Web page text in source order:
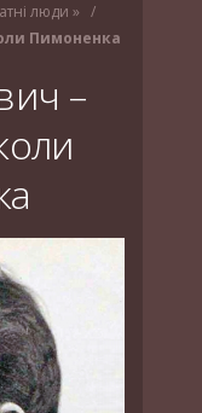
люди »
Пимоненка
–